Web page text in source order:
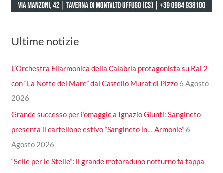
Ultime notizie
L’Orchestra Filarmonica della Calabria protagonista su Rai 2
con “La Notte del Mare” dal Castello Murat di Pizzo 6 Agosto
2026
Grande successo per l’omaggio a Ignazio Giunti: Sangineto
presenta il cartellone estivo “Sangineto in… Armonie” 6
Agosto 2026
“Selle per le Stelle”: il grande motoraduno notturno fa tappa